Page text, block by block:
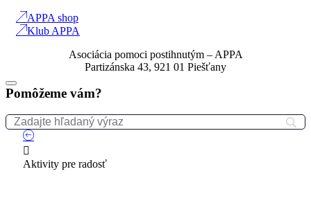
APPA shop
Klub APPA
Asociácia pomoci postihnutým – APPA
Partizánska 43, 921 01 Piešťany
Pomôžeme vám?
Aktivity pre radosť